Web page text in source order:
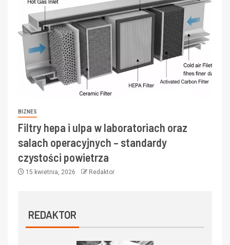
BIZNES
Filtry hepa i ulpa w laboratoriach oraz
salach operacyjnych – standardy
czystości powietrza
15 kwietnia, 2026 Redaktor
REDAKTOR